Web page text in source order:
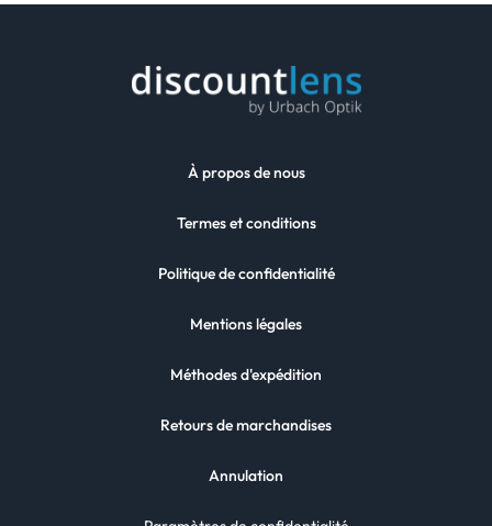
À propos de nous
Termes et conditions
Politique de confidentialité
Mentions légales
Méthodes d'expédition
Retours de marchandises
Annulation